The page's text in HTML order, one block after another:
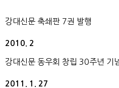
강대신문 축쇄판 7권 발행
2010. 2
강대신문 동우회 창립 30주년 기
2011. 1. 27